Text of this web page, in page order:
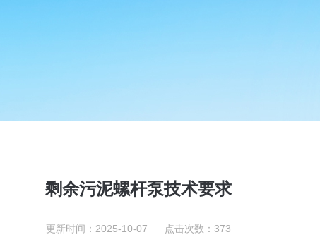
剩余污泥螺杆泵技术要求
更新时间：2025-10-07 点击次数：373